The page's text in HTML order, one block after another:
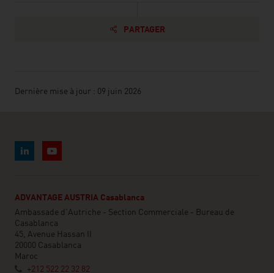
PARTAGER
Dernière mise à jour : 09 juin 2026
ADVANTAGE AUSTRIA Casablanca
Ambassade d'Autriche - Section Commerciale - Bureau de
Casablanca
45, Avenue Hassan II
20000 Casablanca
Maroc
+212 522 22 32 82